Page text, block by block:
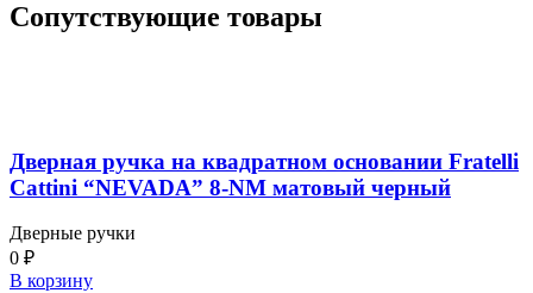
Сопутствующие товары
Дверная ручка на квадратном основании Fratelli
Cattini “NEVADA” 8-NM матовый черный
Дверные ручки
0 ₽
В корзину